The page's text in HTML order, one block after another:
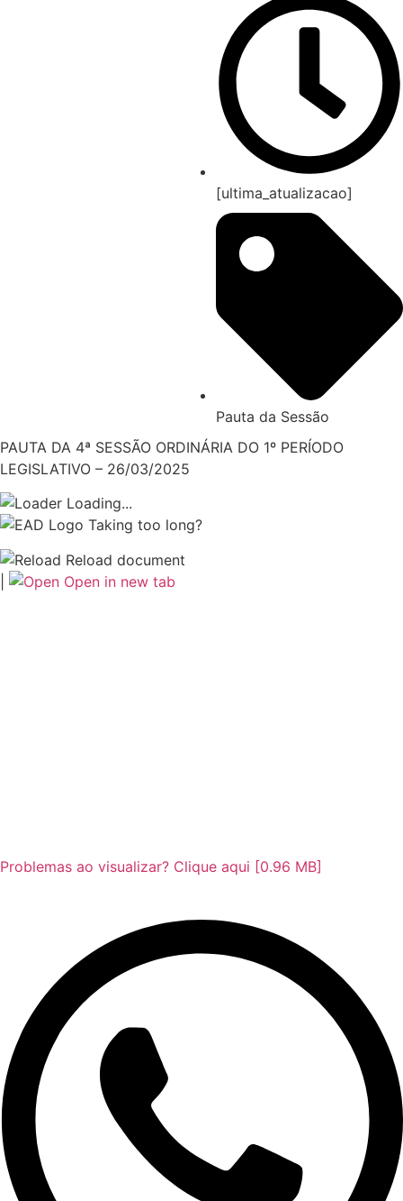
[ultima_atualizacao]
Pauta da Sessão
PAUTA DA 4ª SESSÃO ORDINÁRIA DO 1º PERÍODO
LEGISLATIVO – 26/03/2025
Loading...
Taking too long?
Reload document
Open in new tab
Problemas ao visualizar? Clique aqui [0.96 MB]